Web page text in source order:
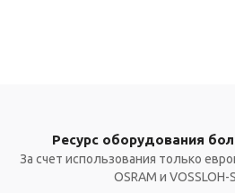
Ресурс оборудования
За счет использования только
OSRAM и VOSSLOH-